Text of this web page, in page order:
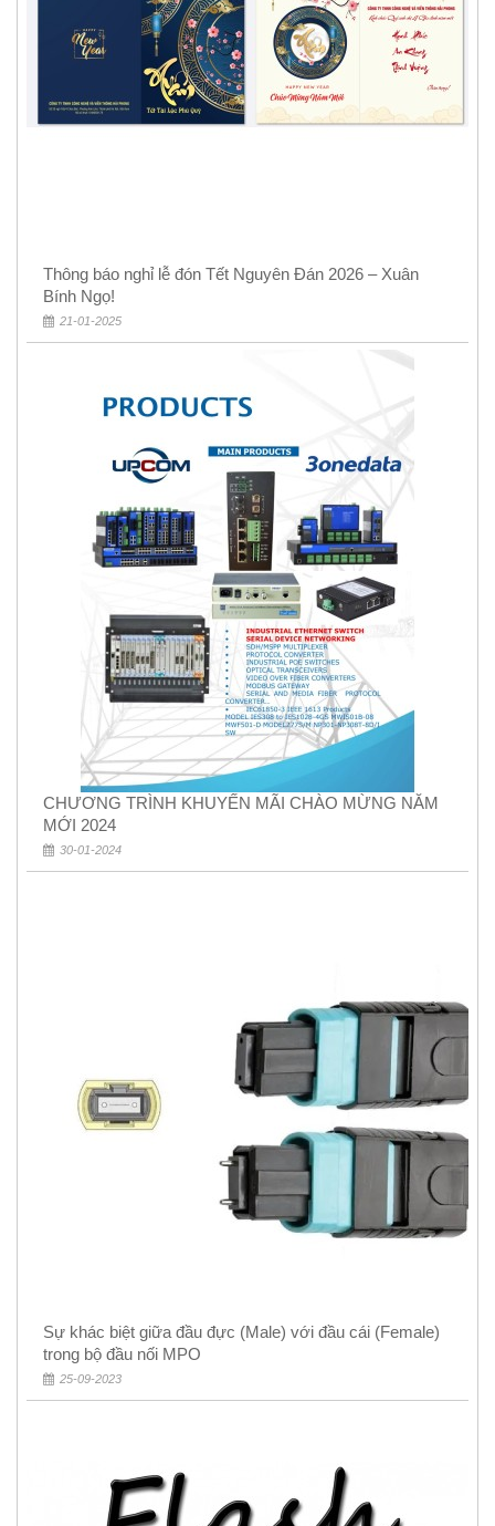
Thông báo nghỉ lễ đón Tết Nguyên Đán 2026 – Xuân
Bính Ngọ!
21-01-2025
CHƯƠNG TRÌNH KHUYẾN MÃI CHÀO MỪNG NĂM
MỚI 2024
30-01-2024
Sự khác biệt giữa đầu đực (Male) với đầu cái (Female)
trong bộ đầu nối MPO
25-09-2023